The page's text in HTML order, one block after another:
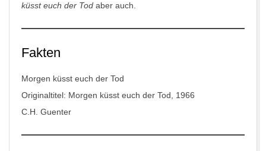
küsst euch der Tod aber auch.
Fakten
Morgen küsst euch der Tod
Originaltitel: Morgen küsst euch der Tod, 1966
C.H. Guenter